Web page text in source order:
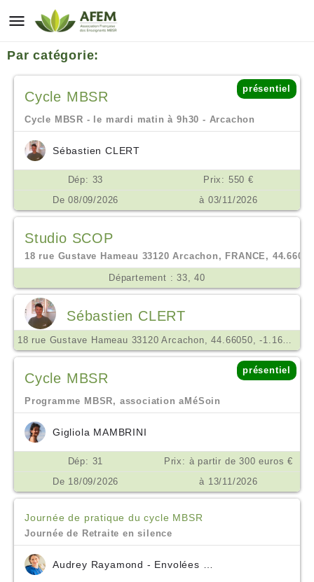
Par catégorie:
Cycle MBSR
présentiel
Cycle MBSR - le mardi matin à 9h30 - Arcachon
Sébastien CLERT
Dép: 33
Prix: 550 €
De 08/09/2026
à 03/11/2026
Studio SCOP
18 rue Gustave Hameau 33120 Arcachon, FRANCE,
Département : 33, 40
Sébastien CLERT
18 rue Gustave Hameau 33120 Arcachon, 44.66050, -1.16391
Cycle MBSR
présentiel
Programme MBSR, association aMéSoin
Gigliola MAMBRINI
Dép: 31
Prix: à partir de 300 euros €
De 18/09/2026
à 13/11/2026
Journée de pratique du cycle MBSR
Journée de Retraite en silence